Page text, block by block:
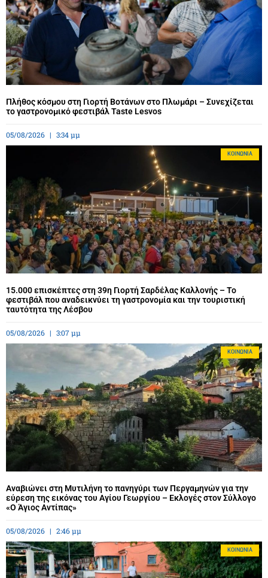
Πλήθος κόσμου στη Γιορτή Βοτάνων στο Πλωμάρι – Συνεχίζεται
το γαστρονομικό φεστιβάλ Taste Lesvos
05/08/2026 3:34 μμ
ΚΟΙΝΩΝΊΑ
15.000 επισκέπτες στη 39η Γιορτή Σαρδέλας Καλλονής – Το
φεστιβάλ που αναδεικνύει τη γαστρονομία και την τουριστική
ταυτότητα της Λέσβου
05/08/2026 3:07 μμ
ΚΟΙΝΩΝΊΑ
Αναβιώνει στη Μυτιλήνη το πανηγύρι των Περγαμηνών για την
εύρεση της εικόνας του Αγίου Γεωργίου – Εκλογές στον Σύλλογο
«Ο Άγιος Αντίπας»
05/08/2026 2:46 μμ
ΚΟΙΝΩΝΊΑ